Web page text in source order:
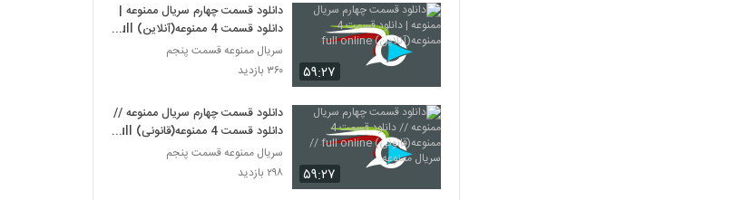
۵۹:۲۷
دانلود قسمت چهارم سریال ممنوعه |
دانلود قسمت 4 ممنوعه(آنلاین) full
online
سریال ممنوعه قسمت پنجم
۳۶۰ بازدید
۵۹:۲۷
دانلود قسمت چهارم سریال ممنوعه //
دانلود قسمت 4 ممنوعه(قانونی) full
online // سریال ممنوعه
سریال ممنوعه قسمت پنجم
۲۹۸ بازدید